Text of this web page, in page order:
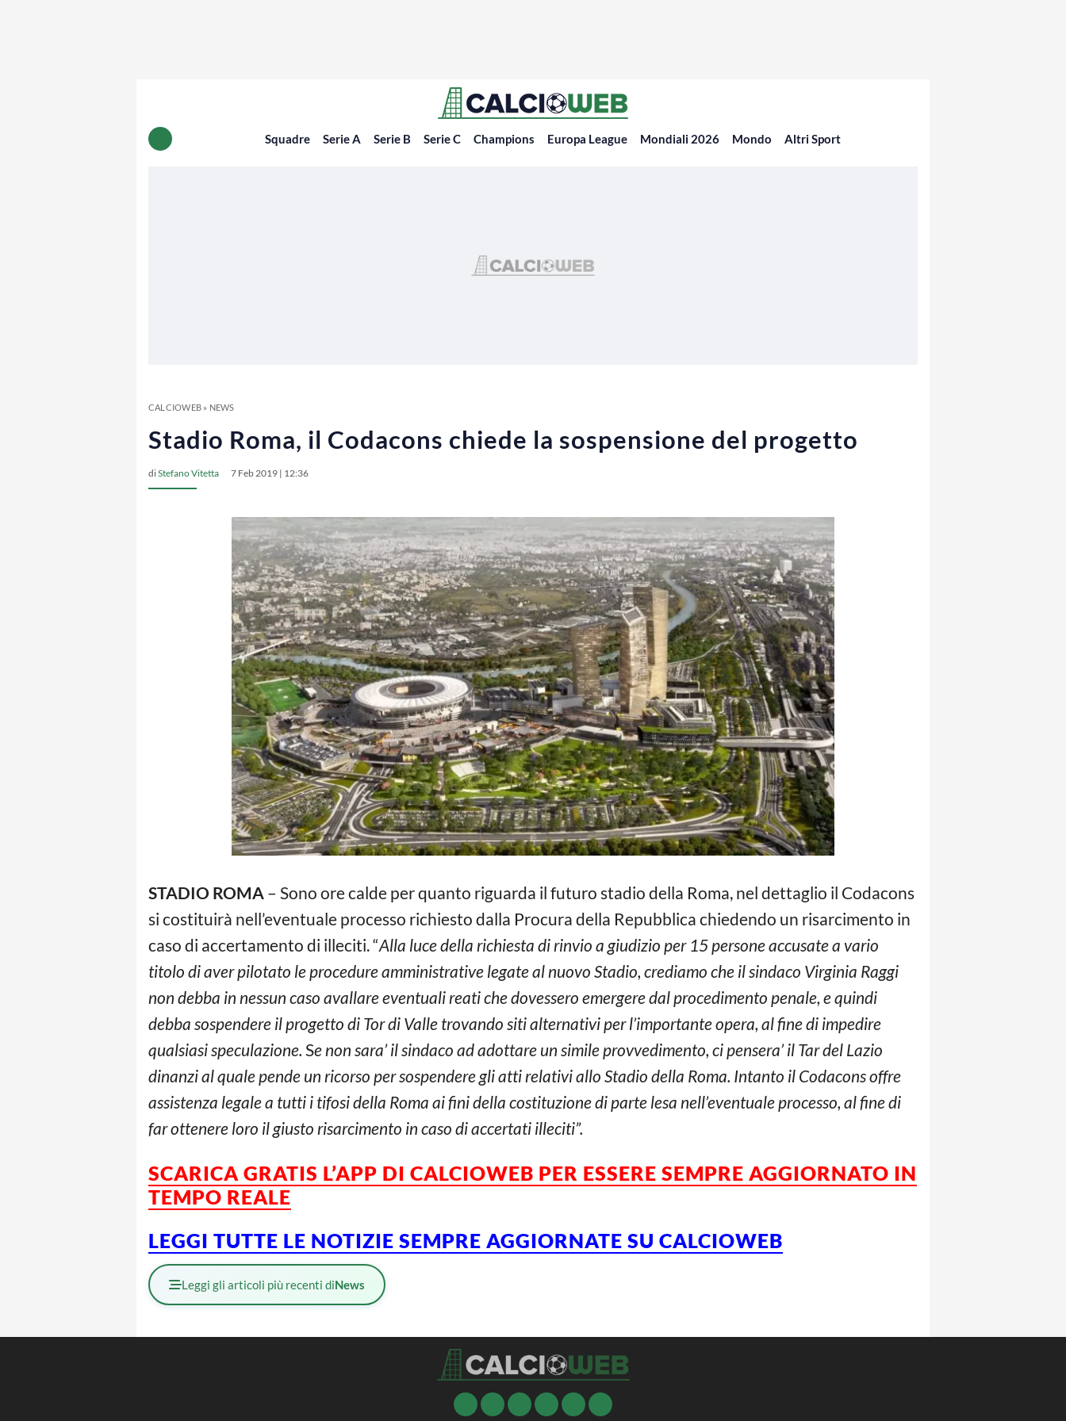
Squadre Serie A Serie B Serie C Champions Europa League Mondiali 2026 Mondo Altri Sport
CALCIOWEB» NEWS
Stadio Roma, il Codacons chiede la sospensione del progetto
diStefano Vitetta 7 Feb 2019 | 12:36
STADIO ROMA – Sono ore calde per quanto riguarda il futuro stadio della Roma, nel dettaglio il Codacons
si costituirà nell’eventuale processo richiesto dalla Procura della Repubblica chiedendo un risarcimento in
caso di accertamento di illeciti. “Alla luce della richiesta di rinvio a giudizio per 15 persone accusate a vario
titolo di aver pilotato le procedure amministrative legate al nuovo Stadio, crediamo che il sindaco Virginia Raggi
non debba in nessun caso avallare eventuali reati che dovessero emergere dal procedimento penale, e quindi
debba sospendere il progetto di Tor di Valle trovando siti alternativi per l’importante opera, al fine di impedire
qualsiasi speculazione. Se non sara’ il sindaco ad adottare un simile provvedimento, ci pensera’ il Tar del Lazio
dinanzi al quale pende un ricorso per sospendere gli atti relativi allo Stadio della Roma. Intanto il Codacons offre
assistenza legale a tutti i tifosi della Roma ai fini della costituzione di parte lesa nell’eventuale processo, al fine di
far ottenere loro il giusto risarcimento in caso di accertati illeciti”.
SCARICA GRATIS L’APP DI CALCIOWEB PER ESSERE SEMPRE AGGIORNATO IN
TEMPO REALE
LEGGI TUTTE LE NOTIZIE SEMPRE AGGIORNATE SU CALCIOWEB
Leggi gli articoli più recenti diNews